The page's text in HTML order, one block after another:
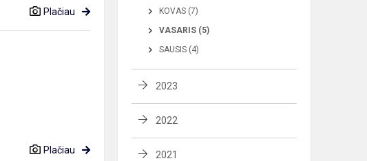
Plačiau
Plačiau
KOVAS (7)
VASARIS (5)
SAUSIS (4)
2023
2022
2021